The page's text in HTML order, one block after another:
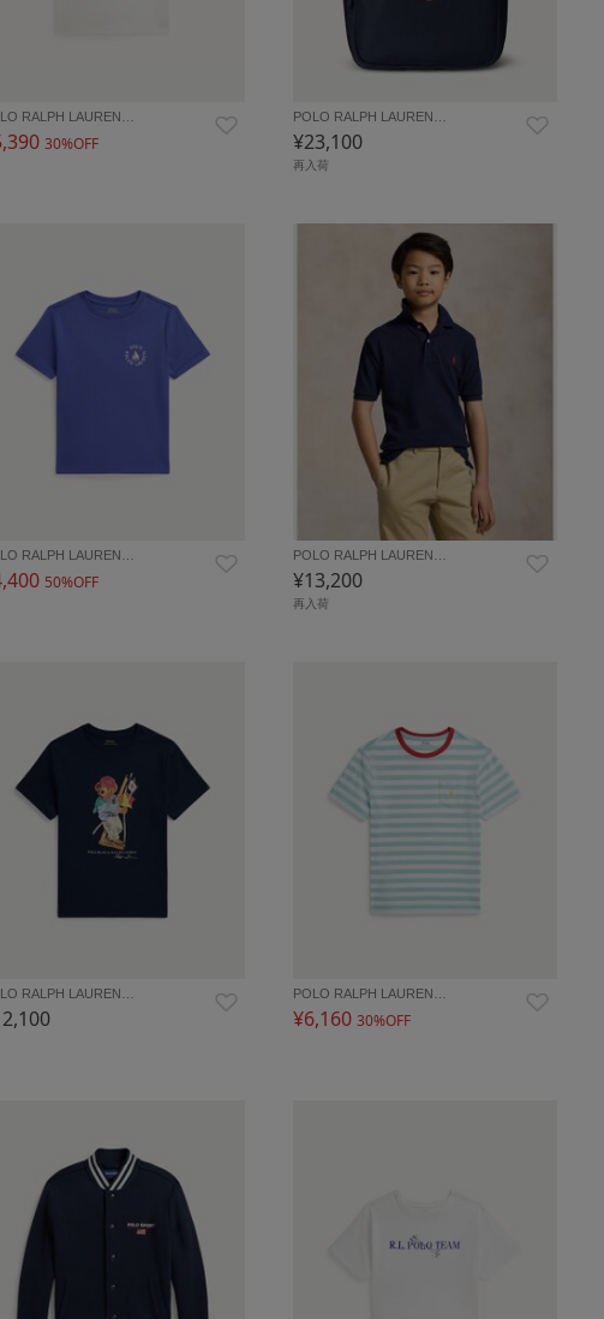
RALPH LAUREN…
30%OFF
POLO RALPH LAUREN…
¥23,100
再入荷
RALPH LAUREN…
50%OFF
POLO RALPH LAUREN…
¥13,200
再入荷
RALPH LAUREN… POLO RALPH LAUREN…
¥6,160 30%OFF